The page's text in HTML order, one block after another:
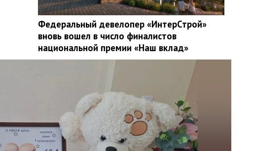
Федеральный девелопер «ИнтерСтрой»
вновь вошел в число финалистов
национальной премии «Наш вклад»